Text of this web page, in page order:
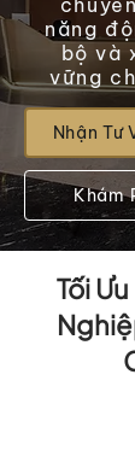
năng
bộ và
vững
Nhận Tư
Khám
Tối